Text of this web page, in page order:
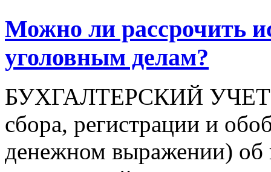
Можно ли рассрочить
уголовным делам?
БУХГАЛТЕРСКИЙ УЧЕТ -
сбора, регистрации и
денежном выражении) об